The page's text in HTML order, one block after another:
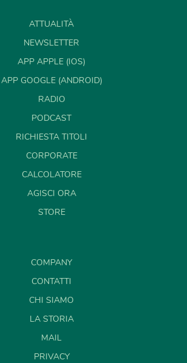
ATTUALITÀ
NEWSLETTER
APP APPLE (IOS)
APP GOOGLE (ANDROID)
RADIO
PODCAST
RICHIESTA TITOLI
CORPORATE
CALCOLATORE
AGISCI ORA
STORE
COMPANY
CONTATTI
CHI SIAMO
LA STORIA
MAIL
PRIVACY